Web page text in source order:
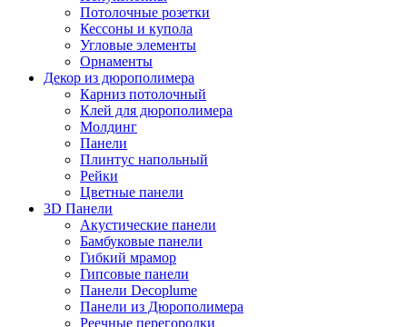
Потолочные розетки
Кессоны и купола
Угловые элементы
Орнаменты
Декор из дюрополимера
Карниз потолочный
Клей для дюрополимера
Молдинг
Панели
Плинтус напольный
Рейки
Цветные панели
3D Панели
Акустические панели
Бамбуковые панели
Гибкий мрамор
Гипсовые панели
Панели Decoplume
Панели из Дюрополимера
Реечные перегородки